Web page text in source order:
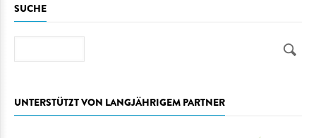
SUCHE
UNTERSTÜTZT VON LANGJÄHRIGEM PARTNER